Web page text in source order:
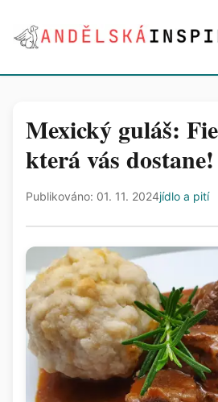
Mexický guláš:
která vás dostane!
Publikováno: 01. 11. 2024jídlo a pití